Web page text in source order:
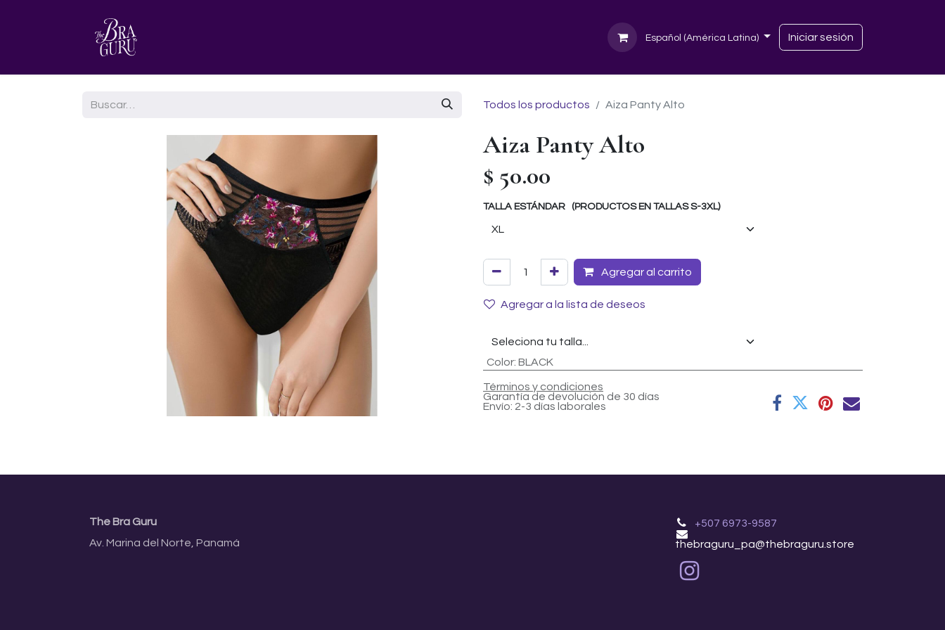
Español (América Latina) Iniciar sesión
Todos los productos Aiza Panty Alto
Aiza Panty Alto
$ 50.00
TALLA ESTÁNDAR (PRODUCTOS EN TALLAS S-3XL)
Agregar al carrito
Agregar a la lista de deseos
Color: BLACK
Términos y condiciones
Garantía de devolución de 30 días
Envío: 2-3 días laborales
+507 6973-9587
thebraguru_pa@thebraguru.store
The Bra Guru
Av. Marina del Norte, Panamá